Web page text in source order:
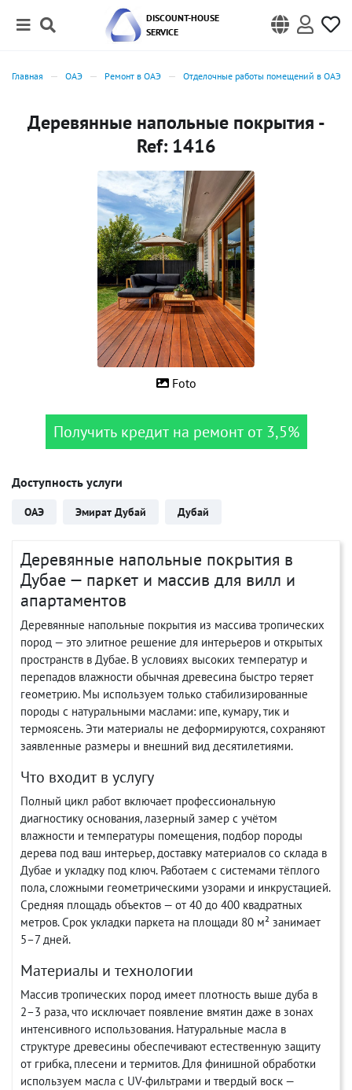
DISCOUNT-HOUSE
SERVICE
Главная ОАЭ Ремонт в ОАЭ Отделочные работы помещений в ОАЭ
Деревянные напольные покрытия -
Ref: 1416
Foto
Получить кредит на ремонт от 3,5%
Доступность услуги
ОАЭ Эмират Дубай Дубай
Деревянные напольные покрытия в
Дубае — паркет и массив для вилл и
апартаментов
Деревянные напольные покрытия из массива тропических
пород — это элитное решение для интерьеров и открытых
пространств в Дубае. В условиях высоких температур и
перепадов влажности обычная древесина быстро теряет
геометрию. Мы используем только стабилизированные
породы с натуральными маслами: ипе, кумару, тик и
термоясень. Эти материалы не деформируются, сохраняют
заявленные размеры и внешний вид десятилетиями.
Что входит в услугу
Полный цикл работ включает профессиональную
диагностику основания, лазерный замер с учётом
влажности и температуры помещения, подбор породы
дерева под ваш интерьер, доставку материалов со склада в
Дубае и укладку под ключ. Работаем с системами тёплого
пола, сложными геометрическими узорами и инкрустацией.
Средняя площадь объектов — от 40 до 400 квадратных
метров. Срок укладки паркета на площади 80 м² занимает
5–7 дней.
Материалы и технологии
Массив тропических пород имеет плотность выше дуба в
2–3 раза, что исключает появление вмятин даже в зонах
интенсивного использования. Натуральные масла в
структуре древесины обеспечивают естественную защиту
от грибка, плесени и термитов. Для финишной обработки
используем масла с UV-фильтрами и твердый воск —